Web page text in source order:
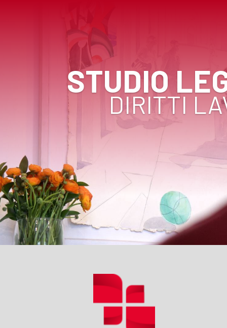
STUDIO
DIRITTI